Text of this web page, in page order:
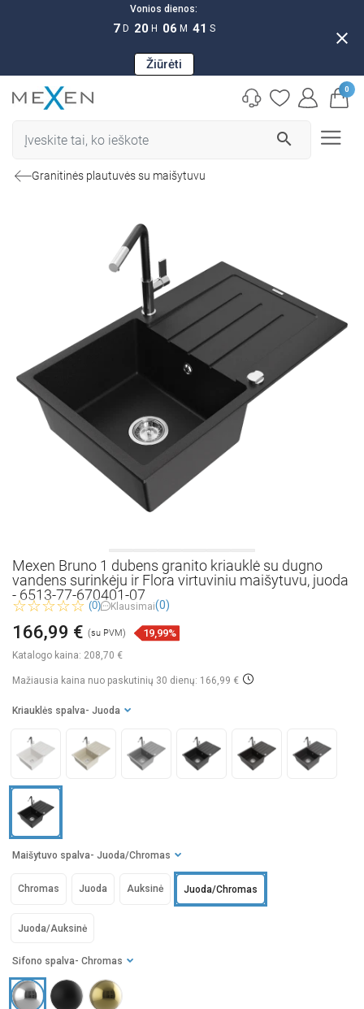
Vonios dienos:
7 D 20 H 06 M 40 S
Žiūrėti
close
search
0
Granitinės plautuvės su maišytuvu
Mexen Bruno 1 dubens granito kriauklė su dugno
vandens surinkėju ir Flora virtuviniu maišytuvu, juoda
- 6513-77-670401-07
(0) Klausimai(0)
Katalogo kaina: 208,70 €
166,99 € (su PVM) 19,99%
Mažiausia kaina nuo paskutinių 30 dienų: 166,99 €
Sifono spalva - Chromas
Kriauklės spalva - Juoda
Maišytuvo spalva - Juoda/Chromas
Juoda
Chromas Auksinė Juoda/Chromas
Juoda/Auksinė